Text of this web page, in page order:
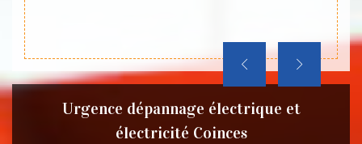
le
Urgence dépannage électrique et
électricité Coinces